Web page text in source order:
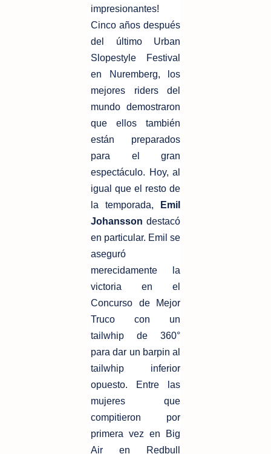
impresionantes!
Cinco años después
del último Urban
Slopestyle Festival
en Nuremberg, los
mejores riders del
mundo demostraron
que ellos también
están preparados
para el gran
espectáculo. Hoy, al
igual que el resto de
la temporada,
Emil
Johansson destacó
en particular. Emil se
aseguró
merecidamente la
victoria en el
Concurso de Mejor
Truco con un
tailwhip de 360°
para dar un barpin al
tailwhip inferior
opuesto. Entre las
mujeres que
compitieron por
primera vez en Big
Air en Redbull